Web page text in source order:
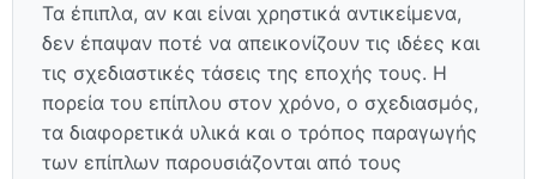
Τα έπιπλα, αν και είναι χρηστικά αντικείμενα,
δεν έπαψαν ποτέ να απεικονίζουν τις ιδέες και
τις σχεδιαστικές τάσεις της εποχής τους. Η
πορεία του επίπλου στον χρόνο, ο σχεδιασμός,
τα διαφορετικά υλικά και ο τρόπος παραγωγής
των επίπλων παρουσιάζονται από τους